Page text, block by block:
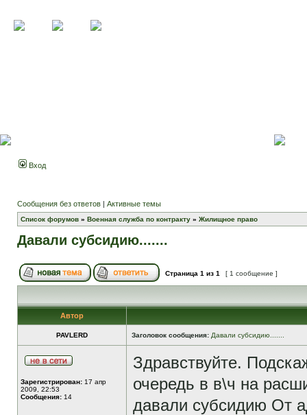
Вход
Сообщения без ответов | Активные темы
Список форумов » Военная служба по контракту » Жилищное право
Давали субсидию.......
Страница 1 из 1 [ 1 сообщение ]
Автор
PAVLERD Заголовок сообщения: Давали субсидию.......
Зарегистрирован: 17 апр
2009, 22:53
Сообщения: 14
Здравствуйте.
очередь в в\ч на
давали субсидию От